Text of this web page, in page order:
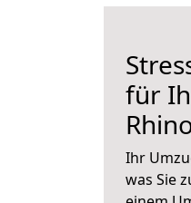
für
Ihr
was Sie